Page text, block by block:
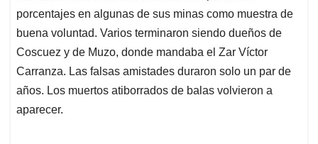
porcentajes en algunas de sus minas como muestra de
buena voluntad. Varios terminaron siendo dueños de
Coscuez y de Muzo, donde mandaba el Zar Víctor
Carranza. Las falsas amistades duraron solo un par de
años. Los muertos atiborrados de balas volvieron a
aparecer.